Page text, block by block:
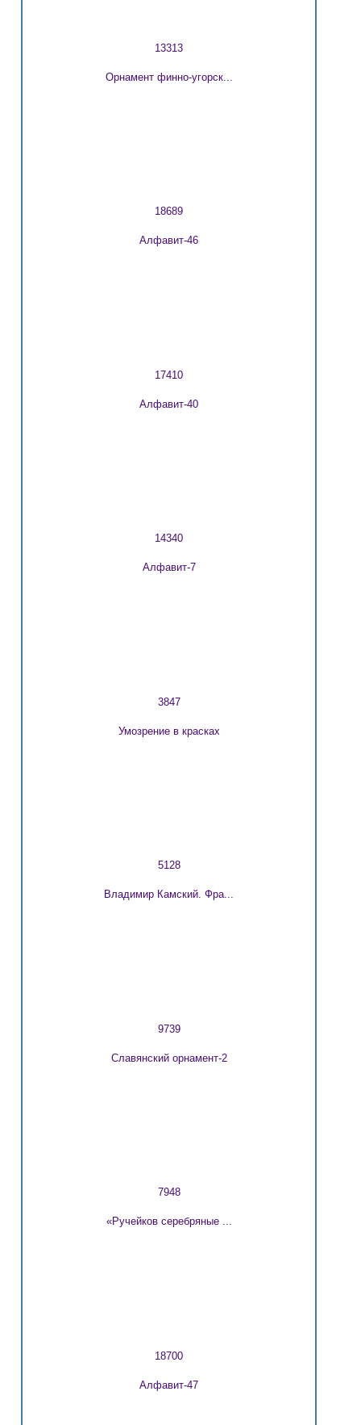
13313
Орнамент финно-угорск...
18689
Алфавит-46
17410
Алфавит-40
14340
Алфавит-7
3847
Умозрение в красках
5128
Владимир Камский. Фра...
9739
Славянский орнамент-2
7948
«Ручейков серебряные ...
18700
Алфавит-47